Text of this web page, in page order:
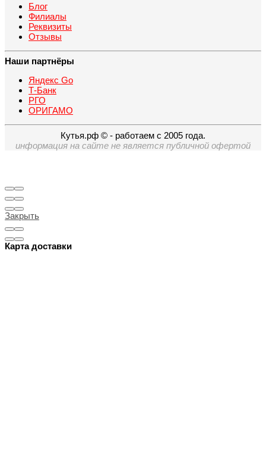
Блог
Филиалы
Реквизиты
Отзывы
Наши партнёры
Яндекс Go
Т-Банк
РГО
ОРИГАМО
Кутья.рф © - работаем с 2005 года.
информация на сайте не является публичной офертой
Закрыть
Карта доставки